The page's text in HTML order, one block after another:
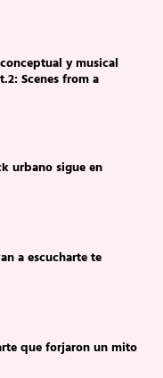
y musical
Scenes from a
urbano sigue en
a escucharte te
que forjaron un mito